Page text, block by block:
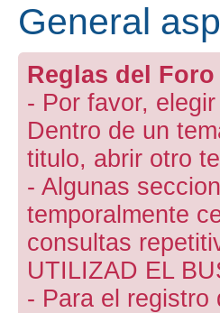
General
Reglas del Foro
- Por favor,
Dentro de un
titulo, abrir otro
- Algunas
temporalmente
consultas
UTILIZAD EL
- Para el